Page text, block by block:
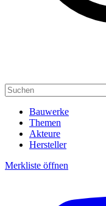
Bauwerke
Themen
Akteure
Hersteller
Merkliste öffnen